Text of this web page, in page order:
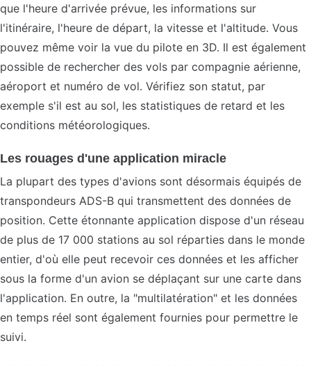
que l'heure d'arrivée prévue, les informations sur
l'itinéraire, l'heure de départ, la vitesse et l'altitude. Vous
pouvez même voir la vue du pilote en 3D. Il est également
possible de rechercher des vols par compagnie aérienne,
aéroport et numéro de vol. Vérifiez son statut, par
exemple s'il est au sol, les statistiques de retard et les
conditions météorologiques.
Les rouages d'une application miracle
La plupart des types d'avions sont désormais équipés de
transpondeurs ADS-B qui transmettent des données de
position. Cette étonnante application dispose d'un réseau
de plus de 17 000 stations au sol réparties dans le monde
entier, d'où elle peut recevoir ces données et les afficher
sous la forme d'un avion se déplaçant sur une carte dans
l'application. En outre, la "multilatération" et les données
en temps réel sont également fournies pour permettre le
suivi.